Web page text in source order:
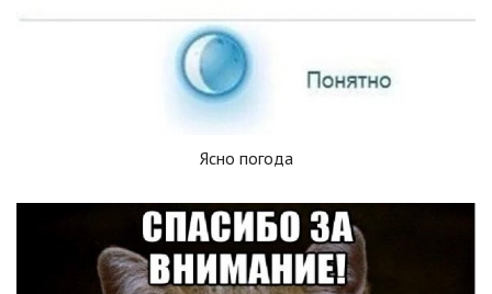
Ясно погода